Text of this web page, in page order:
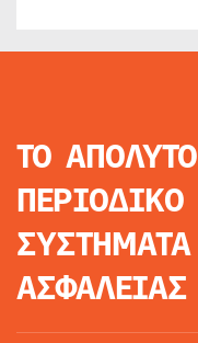
ΤΟ ΑΠΟΛΥΤΟ
ΠΕΡΙΟΔΙΚΟ
ΣΥΣΤΗΜΑΤΑ
ΑΣΦΑΛΕΙΑΣ